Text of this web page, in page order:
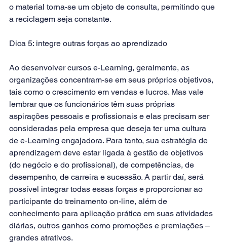
o material torna-se um objeto de consulta, permitindo que
a reciclagem seja constante.
Dica 5: integre outras forças ao aprendizado
Ao desenvolver cursos e-Learning, geralmente, as
organizações concentram-se em seus próprios objetivos,
tais como o crescimento em vendas e lucros. Mas vale
lembrar que os funcionários têm suas próprias
aspirações pessoais e profissionais e elas precisam ser
consideradas pela empresa que deseja ter uma cultura
de e-Learning engajadora. Para tanto, sua estratégia de
aprendizagem deve estar ligada à gestão de objetivos
(do negócio e do profissional), de competências, de
desempenho, de carreira e sucessão. A partir daí, será
possível integrar todas essas forças e proporcionar ao
participante do treinamento on-line, além de
conhecimento para aplicação prática em suas atividades
diárias, outros ganhos como promoções e premiações –
grandes atrativos.